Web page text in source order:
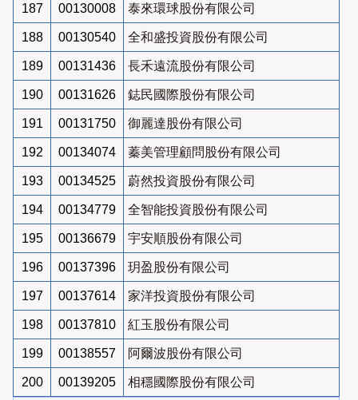
187 00130008 泰來環球股份有限公司
188 00130540 全和盛投資股份有限公司
189 00131436 長禾遠流股份有限公司
190 00131626 鋕民國際股份有限公司
191 00131750 御麗達股份有限公司
192 00134074 蓁美管理顧問股份有限公司
193 00134525 蔚然投資股份有限公司
194 00134779 全智能投資股份有限公司
195 00136679 宇安順股份有限公司
196 00137396 玥盈股份有限公司
197 00137614 家洋投資股份有限公司
198 00137810 紅玉股份有限公司
199 00138557 阿爾波股份有限公司
200 00139205
相穩國際股份有限公司